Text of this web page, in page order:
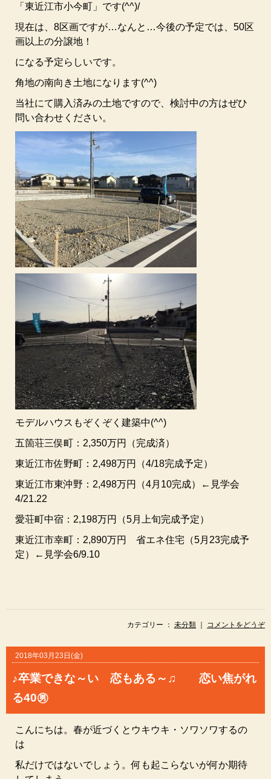
「東近江市小今町」です(^^)/
現在は、8区画ですが…なんと…今後の予定では、50区
画以上の分譲地！
になる予定らしいです。
角地の南向き土地になります(^^)
当社にて購入済みの土地ですので、検討中の方はぜひ
問い合わせください。
モデルハウスもぞくぞく建築中(^^)
五箇荘三俣町：2,350万円（完成済）
東近江市佐野町：2,498万円（4/18完成予定）
東近江市東沖野：2,498万円（4月10完成）←見学会
4/21.22
愛荘町中宿：2,198万円（5月上旬完成予定）
東近江市幸町：2,890万円 省エネ住宅（5月23完成予
定）←見学会6/9.10
カテゴリー ： 未分類 ｜ コメントをどうぞ
2018年03月23日(金)
♪卒業できな～い 恋もある～♫ 恋い焦がれ
る40㊚
こんにちは。春が近づくとウキウキ・ソワソワするの
は
私だけではないでしょう。何も起こらないが何か期待